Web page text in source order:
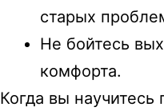
старых
Не бойтесь
комфорта.
Когда вы